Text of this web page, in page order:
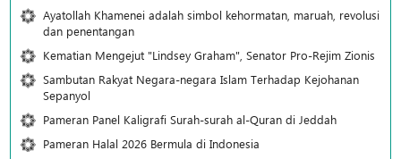
Ayatollah Khamenei adalah simbol kehormatan, maruah, revolusi
dan penentangan
Kematian Mengejut "Lindsey Graham", Senator Pro-Rejim Zionis
Sambutan Rakyat Negara-negara Islam Terhadap Kejohanan
Sepanyol
Pameran Panel Kaligrafi Surah-surah al-Quran di Jeddah
Pameran Halal 2026 Bermula di Indonesia